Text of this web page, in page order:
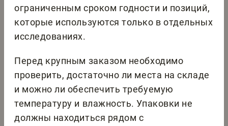
ограниченным сроком годности и позиций,
которые используются только в отдельных
исследованиях.
Перед крупным заказом необходимо
проверить, достаточно ли места на складе
и можно ли обеспечить требуемую
температуру и влажность. Упаковки не
должны находиться рядом с